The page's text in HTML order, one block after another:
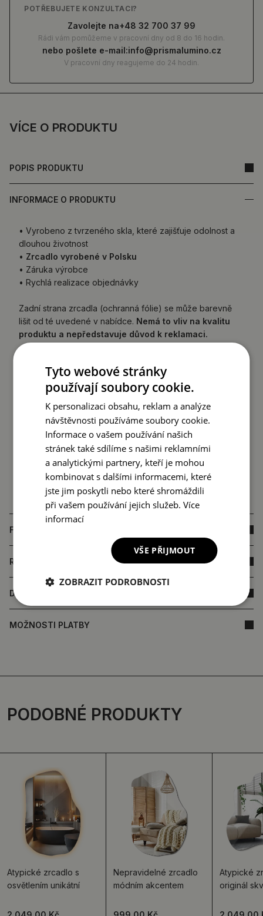
VÍCE O PRODUKTU
POPIS PRODUKTU
INFORMACE O PRODUKTU
• Vyrobeno z tvrzeného skla, které zajišťuje odolnost a
dlouhou životnost
• Zrcadlo vyrobené v Polsku
• Záruka výrobce
• Rychlá realizace objednávky
Zadní strana zrcadla (ochranná fólie) se může barevně
lišit od té uvedené v nabídce. Nemá to vliv na kvalitu
produktu a nepředstavuje důvod k reklamaci.
FAQ
ROZMĚRY VÝROBKU
DORUČENÍ
MOŽNOSTI PLATBY
POTŘEBUJETE KONZULTACI?
Zavolejte na+48 32 700 37 99
Rádi vám pomůžeme v pracovní dny od 8 do 16 hodin.
nebo pošlete e-mail:info@prismalumino.cz
V pracovní dny reagujeme do 24 hodin.
PODOBNÉ PRODUKTY
Atypické zrcadlo s
osvětlením unikátní
Nepravidelné zrcadlo
módním akcentem
Atypické
originál
Tyto webové stránky
používají soubory cookie.
K personalizaci obsahu, reklam a analýze
návštěvnosti používáme soubory cookie.
Informace o vašem používání našich
stránek také sdílíme s našimi reklamními
a analytickými partnery, kteří je mohou
kombinovat s dalšími informacemi, které
jste jim poskytli nebo které shromáždili
při vašem používání jejich služeb.Více
informací
VŠE PŘIJMOUT
ZOBRAZIT PODROBNOSTI